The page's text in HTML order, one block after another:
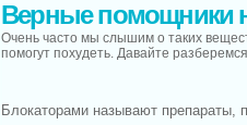
Верные помощники
Очень часто мы слышим о таких
помогут похудеть. Давайте
Блокаторами называют